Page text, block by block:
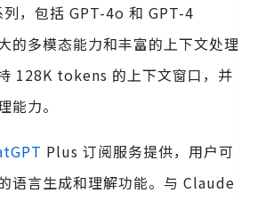
，包括 GPT-4o 和 GPT-4
的多模态能力和丰富的上下文处理
128K tokens 的上下文窗口，并
能力。
Plus 订阅服务提供，用户可
语言生成和理解功能。与 Claude